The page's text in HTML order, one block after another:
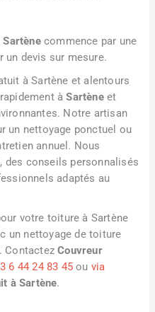
Sartènecommence par une
devis sur mesure.
à Sartène et alentours
àSartèneet
Notre artisan
un nettoyage ponctuel ou
annuel. Nous
des conseils personnalisés
adaptés au
votre toiture à Sartène
un nettoyage de toiture
ContactezCouvreur
6 44 24 83 45 ou via
à Sartène.